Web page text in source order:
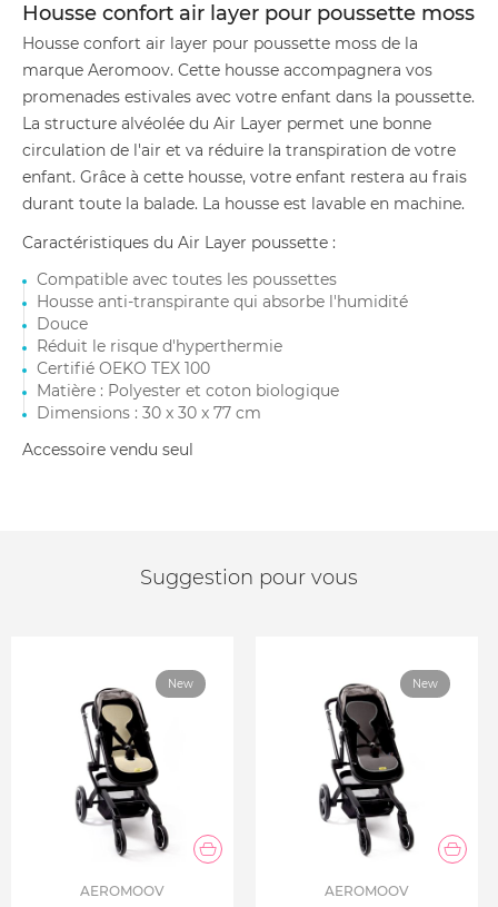
Housse confort air layer pour poussette moss
Housse confort air layer pour poussette moss de la
marque Aeromoov. Cette housse accompagnera vos
promenades estivales avec votre enfant dans la poussette.
La structure alvéolée du Air Layer permet une bonne
circulation de l'air et va réduire la transpiration de votre
enfant. Grâce à cette housse, votre enfant restera au frais
durant toute la balade. La housse est lavable en machine.
Caractéristiques du Air Layer poussette :
Compatible avec toutes les poussettes
Housse anti-transpirante qui absorbe l'humidité
Douce
Réduit le risque d'hyperthermie
Certifié OEKO TEX 100
Matière : Polyester et coton biologique
Dimensions : 30 x 30 x 77 cm
Accessoire vendu seul
Suggestion pour vous
New
AEROMOOV
New
AEROMOOV